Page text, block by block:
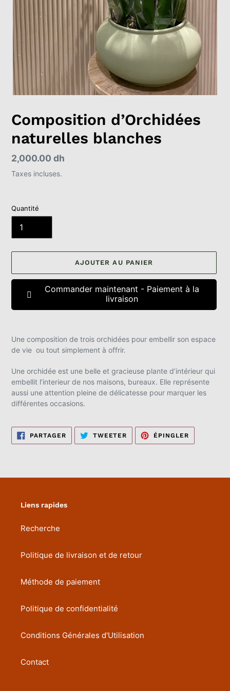
Composition d’Orchidées
naturelles blanches
Prix
normal
2,000.00 dh
Taxes incluses.
Quantité
AJOUTER AU PANIER
Commander maintenant - Paiement à la
livraison
produit
à
Une composition de trois orchidées pour embellir son espace
de vie ou tout simplement à offrir.
Une orchidée est une belle et gracieuse plante d’intérieur qui
embellit l’interieur de nos maisons, bureaux. Elle représente
aussi une attention pleine de délicatesse pour marquer les
différentes occasions.
PARTAGERPARTAGER
SUR
FACEBOOK
TWEETER TWEETER
TWITTER
ÉPINGLER
PINTEREST
Liens rapides
Recherche
Politique de livraison et de retour
Méthode de paiement
Politique de confidentialité
Conditions Générales d'Utilisation
Contact